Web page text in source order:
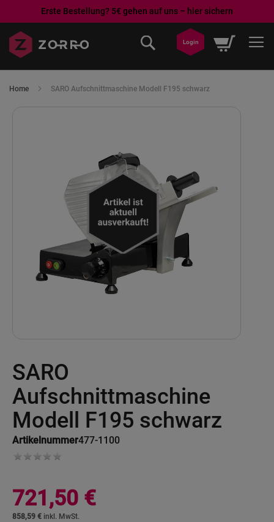
Erste Bestellung? 5€ gehen auf uns – hier sichern
zum
Mein
Login
Home SARO Aufschnittmaschine Modell F195 schwarz
SARO
Aufschnittmaschine
Modell F195 schwarz
Artikelnummer477-1100
to
the
beginning
of
images
gallery
858,59 €
721,50 €